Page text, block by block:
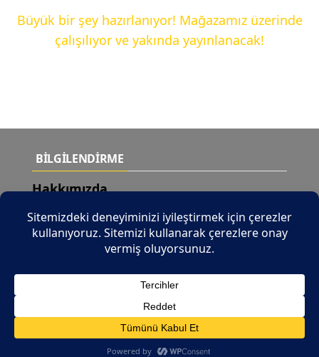
Büyük bir şey hazırlanıyor! Mağazamız üzerinde
çalışılıyor ve yakında yayınlanacak!
BİLGİLENDİRME
Hakkımızda
Teslimat Şartları
Yeni Ürünler
© 2026 Tüm Hakları Saklıdır |
b2b.tuncaymotor.com